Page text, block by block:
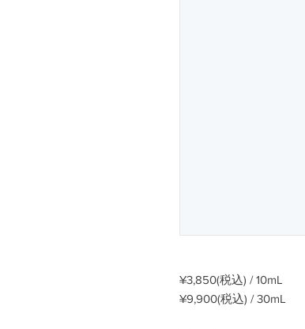
¥3,850(税込) / 10mL
¥9,900(税込) / 30mL